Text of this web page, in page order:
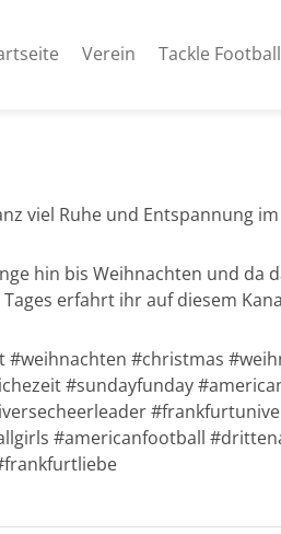
Verein Tackle Football
viel Ruhe und Entspannung
hin bis Weihnachten und da
erfahrt ihr auf diesem
#christmas
#sundayfunday
#americanfootball